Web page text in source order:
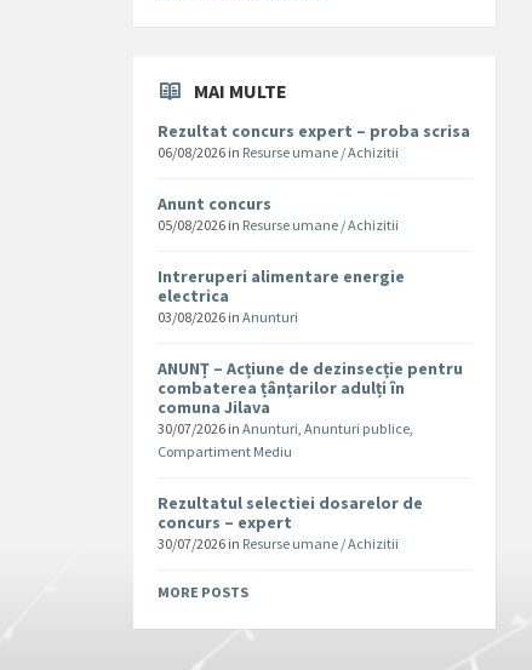
MAI MULTE
Rezultat concurs expert – proba scrisa
06/08/2026 in Resurse umane / Achizitii
Anunt concurs
05/08/2026 in Resurse umane / Achizitii
Intreruperi alimentare energie
electrica
03/08/2026 inAnunturi
ANUNȚ – Acțiune de dezinsecție pentru
combaterea țânțarilor adulți în
comuna Jilava
30/07/2026 inAnunturi,Anunturi publice,
Compartiment Mediu
Rezultatul selectiei dosarelor de
concurs – expert
30/07/2026 in Resurse umane / Achizitii
MORE POSTS